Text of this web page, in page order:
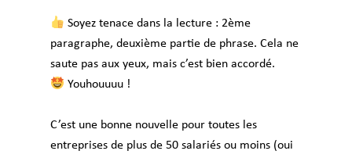
Soyez tenace dans la lecture : 2ème
paragraphe, deuxième partie de phrase. Cela ne
saute pas aux yeux, mais c’est bien accordé.
Youhouuuu !
C’est une bonne nouvelle pour toutes les
entreprises de plus de 50 salariés ou moins (oui